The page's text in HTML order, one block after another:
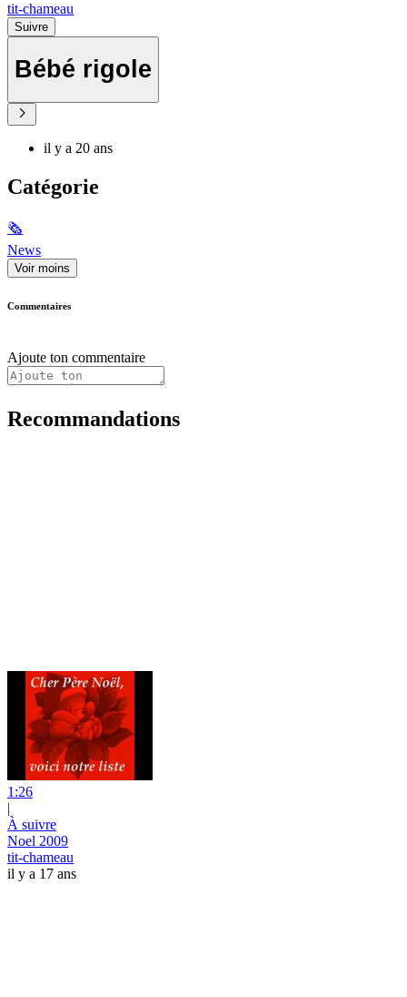
tit-chameau
Suivre
Bébé rigole
il y a 20 ans
Catégorie
🗞
News
Voir moins
Commentaires
Ajoute ton commentaire
Recommandations
1:26
|
À suivre
Noel 2009
tit-chameau
il y a 17 ans